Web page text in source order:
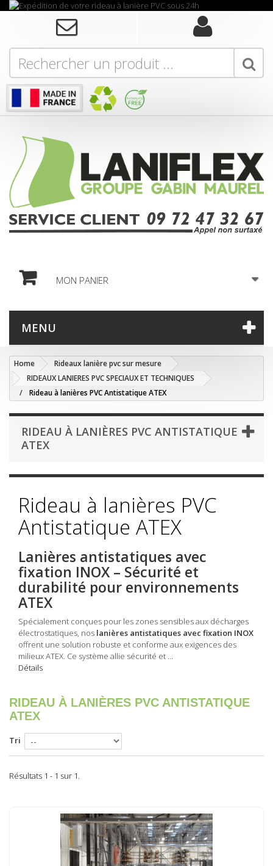
MON PANIER
MENU
Home
Rideaux lanière pvc sur mesure
RIDEAUX LANIERES PVC SPECIAUX ET TECHNIQUES
Rideau à lanières PVC Antistatique ATEX
RIDEAU À LANIÈRES PVC ANTISTATIQUE
ATEX
Rideau à lanières PVC
Antistatique ATEX
Lanières antistatiques avec
fixation INOX – Sécurité et
durabilité pour environnements
ATEX
Spécialement conçues pour les zones sensibles aux décharges
électrostatiques, nos lanières antistatiques avec fixation INOX
offrent une solution robuste et conforme aux exigences des
milieux ATEX. Ce système allie sécurité et ...
Détails
RIDEAU À LANIÈRES PVC ANTISTATIQUE
ATEX
Tri
Résultats 1 - 1 sur 1.